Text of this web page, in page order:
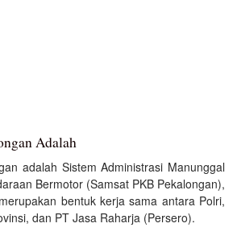
Adalah
adalah Sistem Administrasi Manunggal
Bermotor (Samsat PKB Pekalongan),
bentuk kerja sama antara Polri,
dan PT Jasa Raharja (Persero).